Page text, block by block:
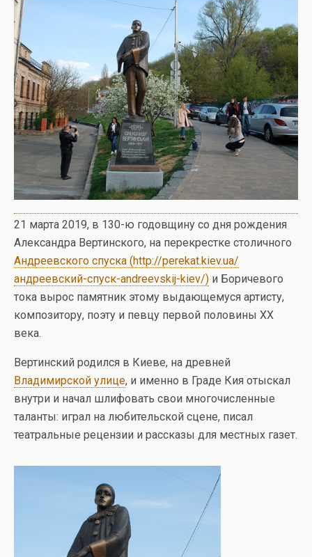
21 марта 2019, в 130-ю годовщину со дня рождения
Александра Вертинского, на перекрестке столичного
Андреевского спуска (http://perekat.kiev.ua/
андреевский-спуск-andreevskij-kiev/) и Боричевого
тока вырос памятник этому выдающемуся артисту,
композитору, поэту и певцу первой половины XX
века.
Вертинский родился в Киеве, на древней
Владимирской улице, и именно в Граде Кия отыскал
внутри и начал шлифовать свои многочисленные
таланты: играл на любительской сцене, писал
театральные рецензии и рассказы для местных газет.